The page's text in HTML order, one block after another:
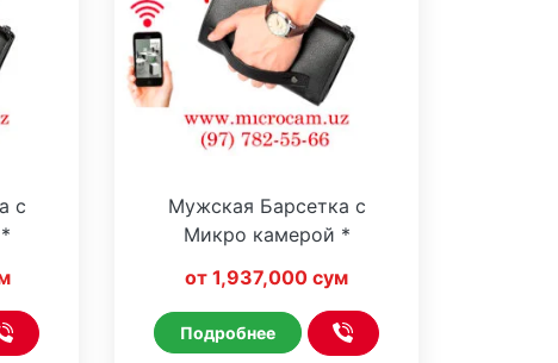
с
Мужская Барсетка с
Микро камерой *
Line
от 1,937,000 сум
Подробнее